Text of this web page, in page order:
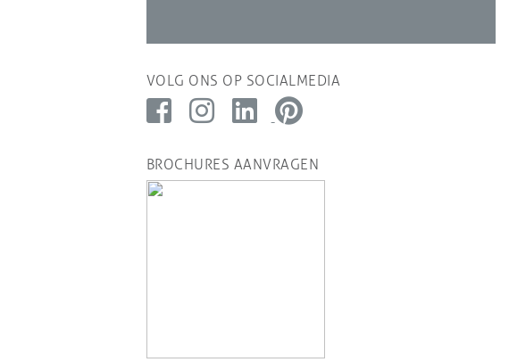
VOLG ONS OP SOCIALMEDIA
BROCHURES AANVRAGEN